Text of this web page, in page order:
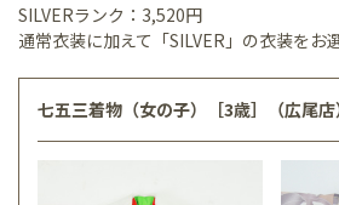
SILVERランク：3,520円
通常衣装に加えて「SILVER」の衣装をお
七五三着物（女の子）［3歳］（広尾店